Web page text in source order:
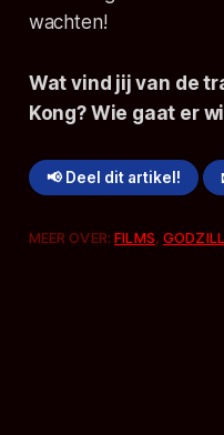
wachten!
Wat vind jij van de
Kong? Wie gaat er
📢 Deel dit artikel!
MEER OVER:FILMS,